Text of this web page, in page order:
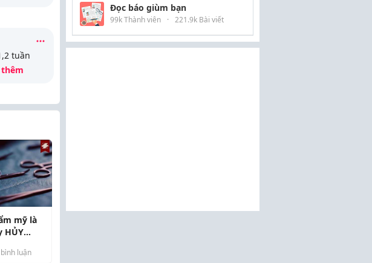
tuần
mỹ là
HỦY
luận
Đọc báo giùm bạn
99k Thành viên · 221.9k Bài viết